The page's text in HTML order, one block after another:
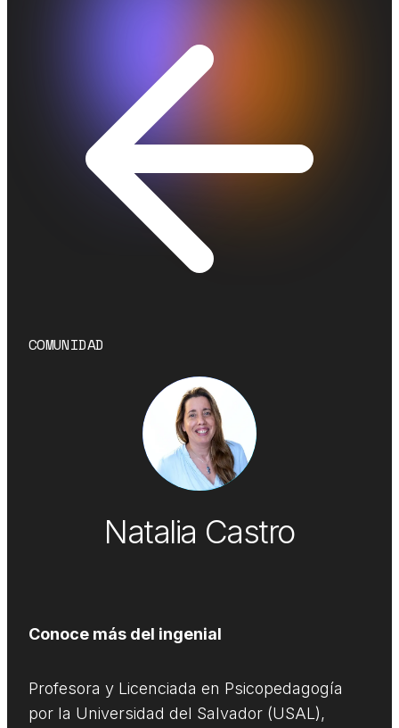
COMUNIDAD
Natalia Castro
Conoce más del ingenial
Profesora y Licenciada en Psicopedagogía
por la Universidad del Salvador (USAL),